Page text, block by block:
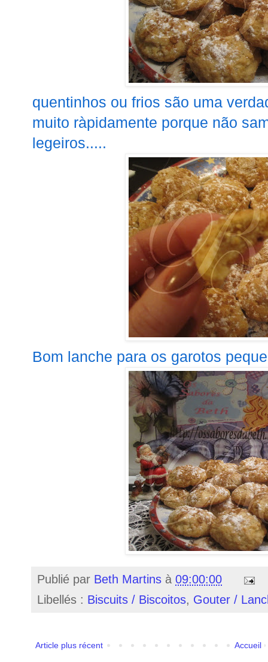
quentinhos ou frios são uma
muito ràpidamente porque não
legeiros.....
Bom lanche para os garotos
Publié par Beth Martins à 09:00:00
Libellés : Biscuits / Biscoitos, Gouter /
Article plus récent Accueil